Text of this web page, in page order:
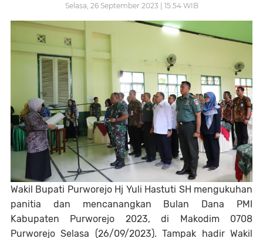
Selasa, 26 September 2023 | 15:54 WIB
Wakil Bupati Purworejo Hj Yuli Hastuti SH mengukuhan
panitia dan mencanangkan Bulan Dana PMI
Kabupaten Purworejo 2023, di Makodim 0708
Purworejo Selasa (26/09/2023). Tampak hadir Wakil